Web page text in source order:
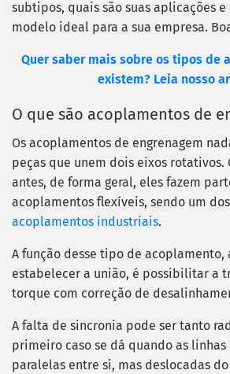
subtipos, quais são suas aplicações
modelo ideal para a sua empresa.
Quer saber mais sobre os tipos de
existem? Leia nosso
O que são acoplamentos de
Os acoplamentos de engrenagem
peças que unem dois eixos rotativos.
antes, de forma geral, eles fazem
acoplamentos flexíveis, sendo um
acoplamentos industriais.
A função desse tipo de acoplamento,
estabelecer a união, é possibilitar a
torque com correção de
A falta de sincronia pode ser tanto
primeiro caso se dá quando as
paralelas entre si, mas deslocadas